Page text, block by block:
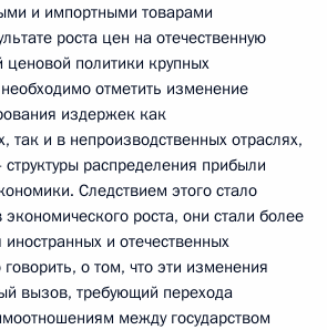
и импортными товарами
роста цен на отечественную
ценовой политики крупных
отметить изменение
издержек как
так и в непроизводственных отраслях,
распределения прибыли
Следствием этого стало
роста, они стали более
и отечественных
о том, что эти изменения
вызов, требующий перехода
между государством